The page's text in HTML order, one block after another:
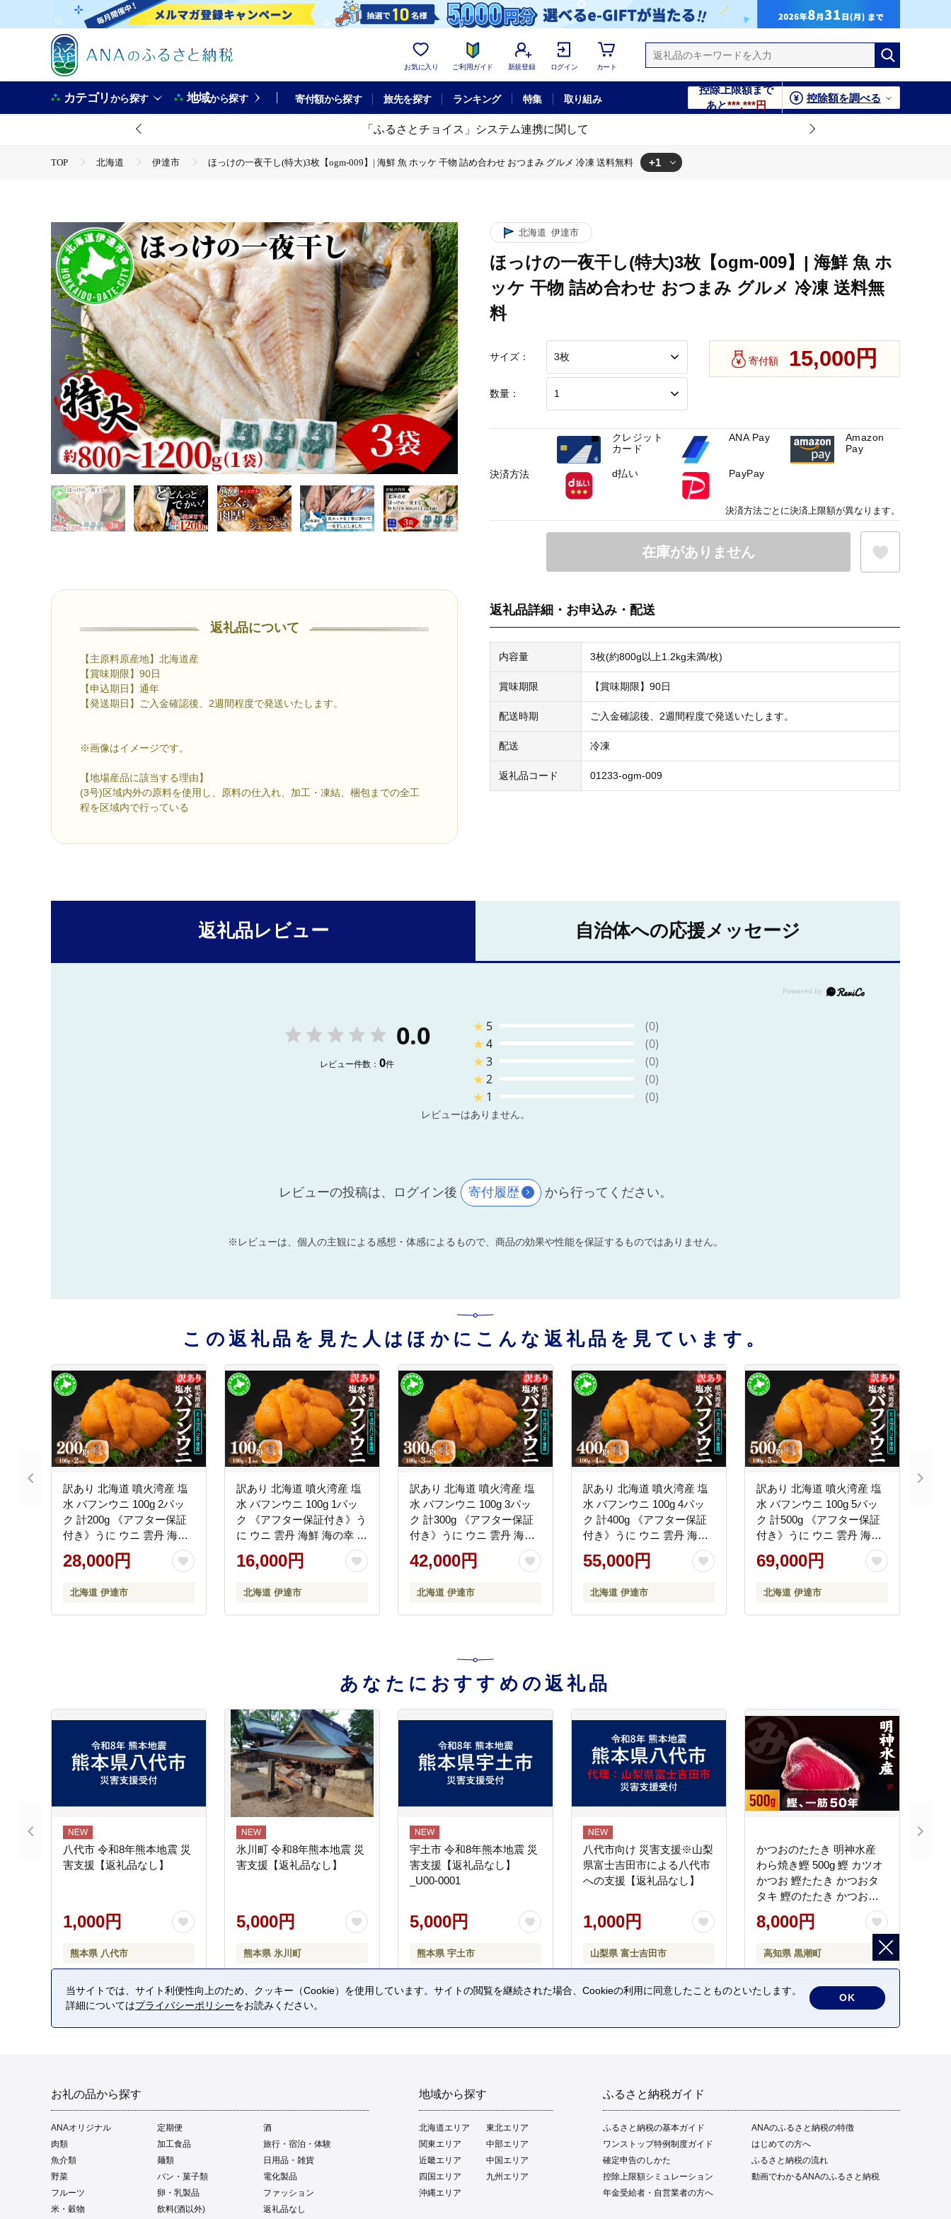
お気に入り ご利用ガイド 新規登録 ログイン カート
カテゴリから探す 地域から探す 寄付額から探す 旅先を探す ランキング 特集 取り組み
控除上限額まで
あと***,***円
控除額を調べる
「ふるさとチョイス」システム連携に関して
TOP 北海道 伊達市 ほっけの一夜干し(特大)3枚【ogm-009】| 海鮮 魚 ホッケ 干物 詰め合わせ おつまみ グルメ 冷凍 送料無料 +1
返礼品について
【主原料原産地】北海道産
【賞味期限】90日
【申込期日】通年
【発送期日】ご入金確認後、2週間程度で発送いたします。
※画像はイメージです。
【地場産品に該当する理由】
(3号)区域内外の原料を使用し、原料の仕入れ、加工・凍結、梱包までの全工
程を区域内で行っている
北海道 伊達市
ほっけの一夜干し(特大)3枚【ogm-009】| 海鮮 魚 ホ
ッケ 干物 詰め合わせ おつまみ グルメ 冷凍 送料無
料
サイズ：
数量：
寄付額 15,000円
在庫がありません
返礼品詳細・お申込み・配送
内容量 3枚(約800g以上1.2kg未満/枚)
賞味期限 【賞味期限】90日
配送時期 ご入金確認後、2週間程度で発送いたします。
配送 冷凍
返礼品コード 01233-ogm-009
決済方法
クレジット
カード
ANA Pay
Amazon
Pay
d払い PayPay
決済方法ごとに決済上限額が異なります。
返礼品レビュー 自治体への応援メッセージ
0.0
レビュー件数： 0件
★ 5
(0)
★4
(0)
★3
(0)
★2
(0)
★ 1 (0)
レビューはありません。
レビューの投稿は、ログイン後 寄付履歴 から行ってください。
※レビューは、個人の主観による感想・体感によるもので、商品の効果や性能を保証するものではありません。
この返礼品を見た人はほかにこんな返礼品を見ています。
訳あり 北海道 噴火湾産 塩
水 バフンウニ 100g 2パッ
ク 計200g 《アフター保証
付き》うに ウニ 雲丹 海鮮
海の幸 魚介類 ウニ丼 お寿
司 濃厚 無添加 産地直送 お
料
28,000円
北海道 伊達市
訳あり 北海道 噴火湾産 塩
水 バフンウニ 100g 1パッ
ク 《アフター保証付き》う
に ウニ 雲丹 海鮮 海の幸 魚
介類 ウニ丼 お寿司 濃厚 無
添加 産地直送 お取り寄せ
16,000円
北海道 伊達市
訳あり 北海道 噴火湾産 塩
水 バフンウニ 100g 3パッ
ク 計300g 《アフター保証
付き》うに ウニ 雲丹 海鮮
海の幸 魚介類 ウニ丼 お寿
司 濃厚 無添加 産地直送 お
料
42,000円
北海道 伊達市
訳あり 北海道 噴火湾産 塩
水 バフンウニ 100g 4パッ
ク 計400g 《アフター保証
付き》うに ウニ 雲丹 海鮮
海の幸 魚介類 ウニ丼 お寿
司 濃厚 無添加 産地直送 お
料
55,000円
北海道 伊達市
訳あり 北海道 噴火湾産 塩
水 バフンウニ 100g 5パッ
ク 計500g 《アフター保証
付き》うに ウニ 雲丹 海鮮
海の幸 魚介類 ウニ丼 お寿
司 濃厚 無添加 産地直送 お
料
69,000円
北海道 伊達市
あなたにおすすめの返礼品
八代市 令和8年熊本地震 災
害支援【返礼品なし】
1,000円
熊本県 八代市
氷川町 令和8年熊本地震 災
害支援【返礼品なし】
5,000円
熊本県 氷川町
宇土市 令和8年熊本地震 災
害支援【返礼品なし】
_U00-0001
5,000円
熊本県 宇土市
八代市向け 災害支援※山梨
県富士吉田市による八代市
への支援【返礼品なし】
1,000円
山梨県 富士吉田市
かつおのたたき 明神水産
わら焼き鰹 500g 鰹 カツオ
かつお 鰹たたき かつおタ
タキ 鰹のたたき かつおの
タタキ 藁焼き わら焼き 魚
さかな 海鮮 刺身 お刺身 冷
凍 ご家庭用 グルメ 特産品
ご当地 本場 高知 黒潮町 ギ
るさと納税 魚介類 高知県
産 土佐名物 高知県 高評価
8,000円
高知県 黒潮町
お礼の品から探す
ANAオリジナル 定期便
酒
肉類
加工食品
旅行・宿泊・体験
魚介類
麺類
日用品・雑貨
野菜
パン・菓子類
電化製品
フルーツ
卵・乳製品
ファッション
米・穀物
飲料(酒以外) 返礼品なし
地域から探す
北海道エリア
東北エリア
関東エリア
中部エリア
近畿エリア
中国エリア
四国エリア
九州エリア
沖縄エリア
ふるさと納税ガイド
ふるさと納税の基本ガイド
ANAのふるさと納税の特徴
ワンストップ特例制度ガイド
はじめての方へ
確定申告のしかた
ふるさと納税の流れ
控除上限額シミュレーション
動画でわかるANAのふるさと納税
年金受給者・自営業者の方へ
当サイトでは、サイト利便性向上のため、クッキー（Cookie）を使用しています。サイトの閲覧を継続された場合、Cookieの利用に同意したことものといたします。
詳細についてはプライバシーポリシーをお読みください。
OK